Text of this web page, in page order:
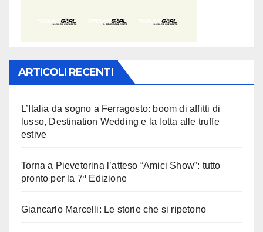
ARTICOLI RECENTI
L’Italia da sogno a Ferragosto: boom di affitti di
lusso, Destination Wedding e la lotta alle truffe
estive
Torna a Pievetorina l’atteso “Amici Show”: tutto
pronto per la 7ª Edizione
Giancarlo Marcelli: Le storie che si ripetono